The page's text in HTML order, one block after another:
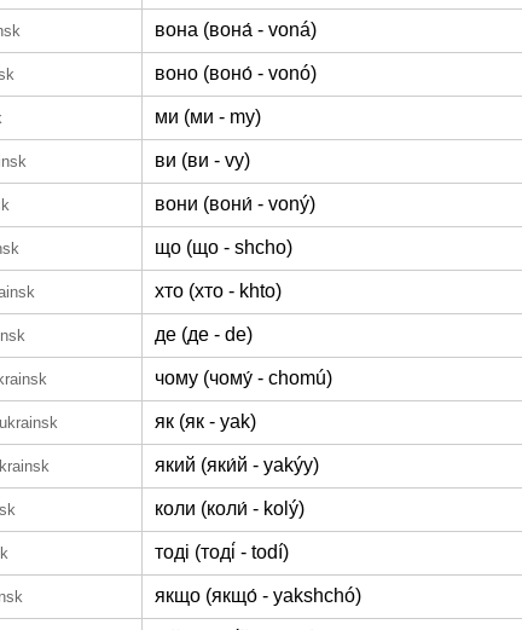
вона (вона́ - voná)
воно (воно́ - vonó)
ми (ми - my)
ви (ви - vy)
вони (вони́ - voný)
що (що - shcho)
хто (хто - khto)
де (де - de)
чому (чому́ - chomú)
як (як - yak)
який (яки́й - yakýy)
коли (коли́ - kolý)
тоді (тоді́ - todí)
якщо (якщо́ - yakshchó)